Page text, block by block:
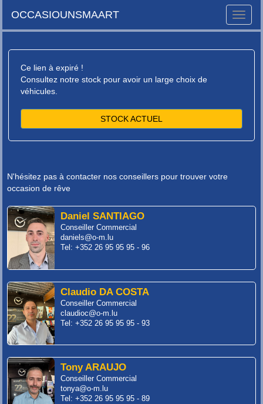
Toggle
OCCASIOUNSMAART
Ce lien à expiré !
Consultez notre stock pour avoir un large choix de
véhicules.
STOCK ACTUEL
N'hésitez pas à contacter nos conseillers pour trouver votre
occasion de rêve
Daniel SANTIAGO
Conseiller Commercial
daniels@o-m.lu
Tel: +352 26 95 95 95 - 96
Claudio DA COSTA
Conseiller Commercial
claudioc@o-m.lu
Tel: +352 26 95 95 95 - 93
Tony ARAUJO
Conseiller Commercial
tonya@o-m.lu
Tel: +352 26 95 95 95 - 89